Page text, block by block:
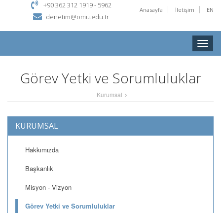
Anasayfa İletişim EN
+90 362 312 1919 - 5962
denetim@omu.edu.tr
Toggle
Görev Yetki ve Sorumluluklar
Kurumsal
KURUMSAL
Hakkımızda
Başkanlık
Misyon - Vizyon
Görev Yetki ve Sorumluluklar